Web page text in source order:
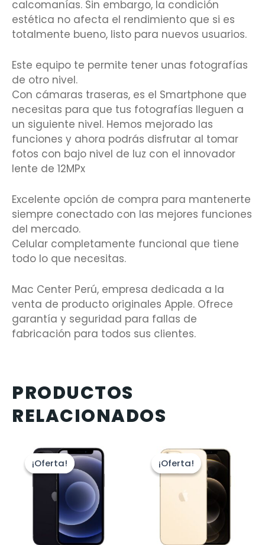
calcomanías. Sin embargo, la condición
estética no afecta el rendimiento que si es
totalmente bueno, listo para nuevos usuarios.
Este equipo te permite tener unas fotografías
de otro nivel.
Con cámaras traseras, es el Smartphone que
necesitas para que tus fotografías lleguen a
un siguiente nivel. Hemos mejorado las
funciones y ahora podrás disfrutar al tomar
fotos con bajo nivel de luz con el innovador
lente de 12MPx
Excelente opción de compra para mantenerte
siempre conectado con las mejores funciones
del mercado.
Celular completamente funcional que tiene
todo lo que necesitas.
Mac Center Perú, empresa dedicada a la
venta de producto originales Apple. Ofrece
garantía y seguridad para fallas de
fabricación para todos sus clientes.
PRODUCTOS
RELACIONADOS
¡Oferta!
¡Oferta! ¡Oferta!
¡Oferta!